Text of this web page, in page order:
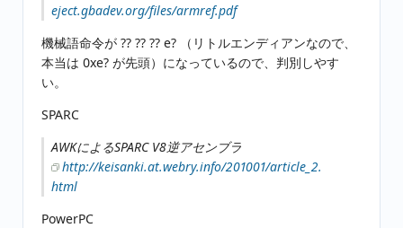
eject.gbadev.org/files/armref.pdf
機械語命令が ?? ?? ?? e? （リトルエンディアンなので、
本当は 0xe? が先頭）になっているので、判別しやす
い。
SPARC
AWKによるSPARC V8逆アセンブラ
http://keisanki.at.webry.info/201001/article_2.
html
PowerPC